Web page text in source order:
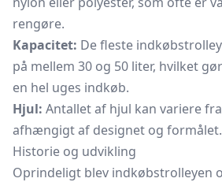
rengøre.
Kapacitet: De fleste
på mellem 30 og 50 liter, hvilket
en hel uges indkøb.
Hjul: Antallet af hjul kan variere
afhængigt af designet og formålet.
Historie og udvikling
Oprindeligt blev indkøbstrolleyen